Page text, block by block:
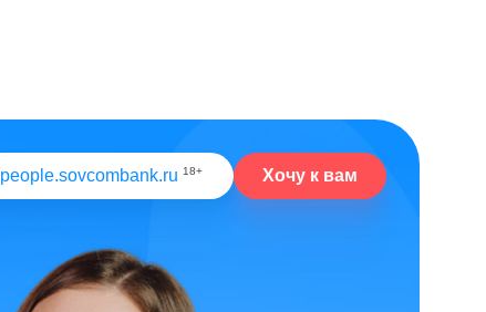
people.sovcombank.ru 18+ Хочу к вам